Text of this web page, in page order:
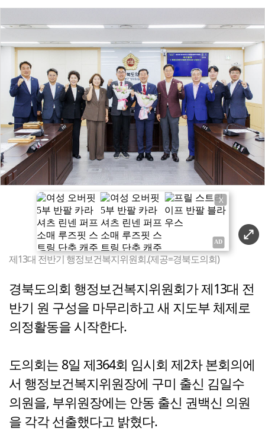
X
제13대 전반기 행정보건복지위원회.(제공=경북도의회)
경북도의회 행정보건복지위원회가 제13대 전
반기 원 구성을 마무리하고 새 지도부 체제로
의정활동을 시작한다.
도의회는 8일 제364회 임시회 제2차 본회의에
서 행정보건복지위원장에 구미 출신 김일수
의원을, 부위원장에는 안동 출신 권백신 의원
을 각각 선출했다고 밝혔다.